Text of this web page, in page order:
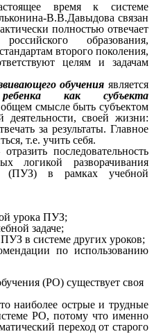
время к системе
В.В.Давыдова связан
полностью отвечает
образования,
второго поколения,
целям и задачам
обучения является
как субъекта
смысле быть субъектом
деятельности, своей жизни:
за результаты. Главное
т.е. учить себя.
последовательность
логикой разворачивания
(ПУЗ) в рамках учебной
урока ПУЗ;
задаче;
в системе других уроков;
по использованию
(РО) существует своя
наиболее острые и трудные
РО, потому что именно
переход от старого